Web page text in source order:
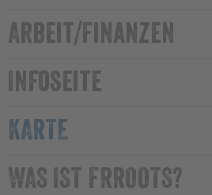
Arbeit/Finanzen
Infoseite
KARTE
WAS IST FRROOTS?